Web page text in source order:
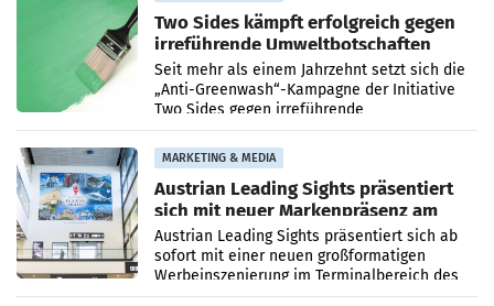
Two Sides kämpft erfolgreich gegen
irreführende Umweltbotschaften
beim Papiereinsatz
Seit mehr als einem Jahrzehnt setzt sich die
„Anti-Greenwash“-Kampagne der Initiative
Two Sides gegen irreführende
Umweltaussagen bei Papierkommunikation
und papierbasierten Verpackungen
MARKETING & MEDIA
Austrian Leading Sights präsentiert
sich mit neuer Markenpräsenz am
Flughafen Wien
Austrian Leading Sights präsentiert sich ab
sofort mit einer neuen großformatigen
Werbeinszenierung im Terminalbereich des
Flughafen Wien. Die Präsenz befindet sich im